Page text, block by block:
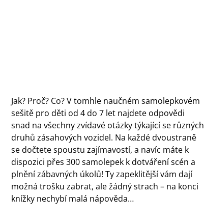
Jak? Proč? Co? V tomhle naučném samolepkovém
sešitě pro děti od 4 do 7 let najdete odpovědi
snad na všechny zvídavé otázky týkající se různých
druhů zásahových vozidel. Na každé dvoustraně
se dočtete spoustu zajímavostí, a navíc máte k
dispozici přes 300 samolepek k dotváření scén a
plnění zábavných úkolů! Ty zapeklitější vám dají
možná trošku zabrat, ale žádný strach – na konci
knížky nechybí malá nápověda…